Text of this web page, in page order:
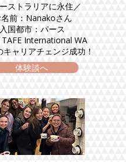
ストラリアに永住／
前：Nanakoさん
入国都市：パース
International WA
キャリアチェンジ成功！
体験談へ